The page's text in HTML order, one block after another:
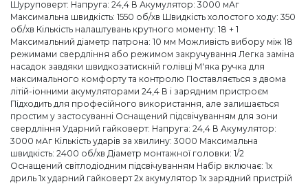
Шуруповерт: Напруга: 24,4 В Акумулятор: 3000 мАг
Максимальна швидкість: 1550 об/хв Швидкість холостого ходу: 350
об/хв Кількість налаштувань крутного моменту: 18 + 1
Максимальний діаметр патрона: 10 мм Можливість вибору між 18
режимами свердління або режимом закручування Легка заміна
насадок завдяки швидкозатискній голівці М'яка ручка для
максимального комфорту та контролю Поставляється з двома
літій-іонними акумуляторами 24,4 В і зарядним пристроєм
Підходить для професійного використання, але залишається
простим у застосуванні Оснащений підсвічуванням для зони
свердління Ударний гайковерт: Напруга: 24,4 В Акумулятор:
3000 мАг Кількість ударів за хвилину: 3000 Максимальна
швидкість: 2400 об/хв Діаметр монтажної головки: 1/2
Оснащений світлодіодним підсвічуванням Набір включає: 1x
дриль 1x ударний гайковерт 2x акумулятор 1x зарядний пристрій